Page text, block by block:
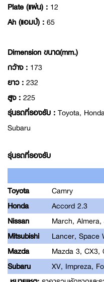
Plate (แผ่น) : 12
Ah (แอมป์) : 65
Dimension ขนาด(mm.)
กว้าง : 173
ยาว : 232
สูง : 225
รุ่นรถที่รองรับ : Toyota,
Subaru
รุ่นรถที่รองรับ
Toyota
Camry
Honda
Accord 2.3
Nissan
March,
Mitsubishi
Lancer, Space
Mazda
Mazda 3, CX3,
Subaru
XV, Impreza,